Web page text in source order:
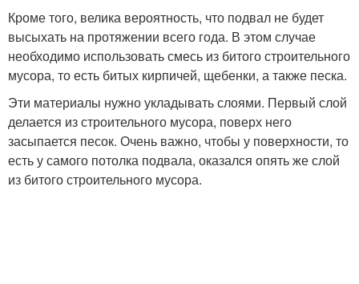
Кроме того, велика вероятность, что подвал не будет
высыхать на протяжении всего года. В этом случае
необходимо использовать смесь из битого строительного
мусора, то есть битых кирпичей, щебенки, а также песка.
Эти материалы нужно укладывать слоями. Первый слой
делается из строительного мусора, поверх него
засыпается песок. Очень важно, чтобы у поверхности, то
есть у самого потолка подвала, оказался опять же слой
из битого строительного мусора.